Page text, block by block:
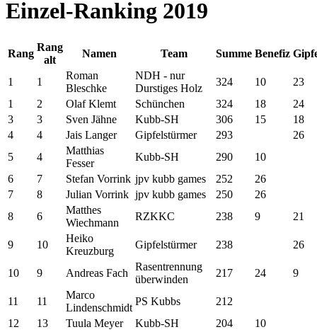
Einzel-Ranking 2019
Rang
Rang
alt
Namen Team Summe Benefiz
1 1
Roman
Bleschke
NDH - nur
Durstiges Holz
324 10
23
1
2 Olaf Klemt Schünchen 324 18
24
3
3 Sven Jähne Kubb-SH 306 15
18
4
4 Jais Langer Gipfelstürmer 293
26
5
4
Matthias
Fesser
Kubb-SH 290
10
6
7 Stefan Vorrink jpv kubb games 252
26
7
8 Julian Vorrink jpv kubb games 250
26
8
6
Matthes
Wiechmann
RZKKC 238 9 21
9 10
Heiko
Kreuzburg
Gipfelstürmer 238 26
10 9 Andreas Fach
Rasentrennung
überwinden
217 24 9
11 11
Marco
Lindenschmidt
PS Kubbs
212
12
13 Tuula Meyer Kubb-SH 204
10